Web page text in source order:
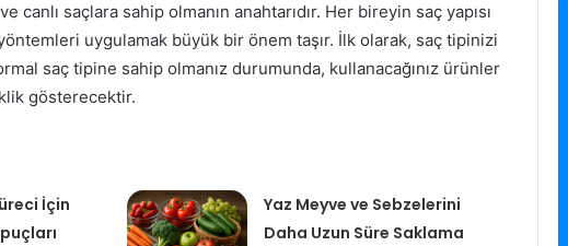
canlı saçlara sahip olmanın anahtarıdır. Her bireyin saç yapısı
uygulamak büyük bir önem taşır. İlk olarak, saç tipinizi
saç tipine sahip olmanız durumunda, kullanacağınız ürünler
gösterecektir.
İçin
Yaz Meyve ve Sebzelerini
Daha Uzun Süre Saklama